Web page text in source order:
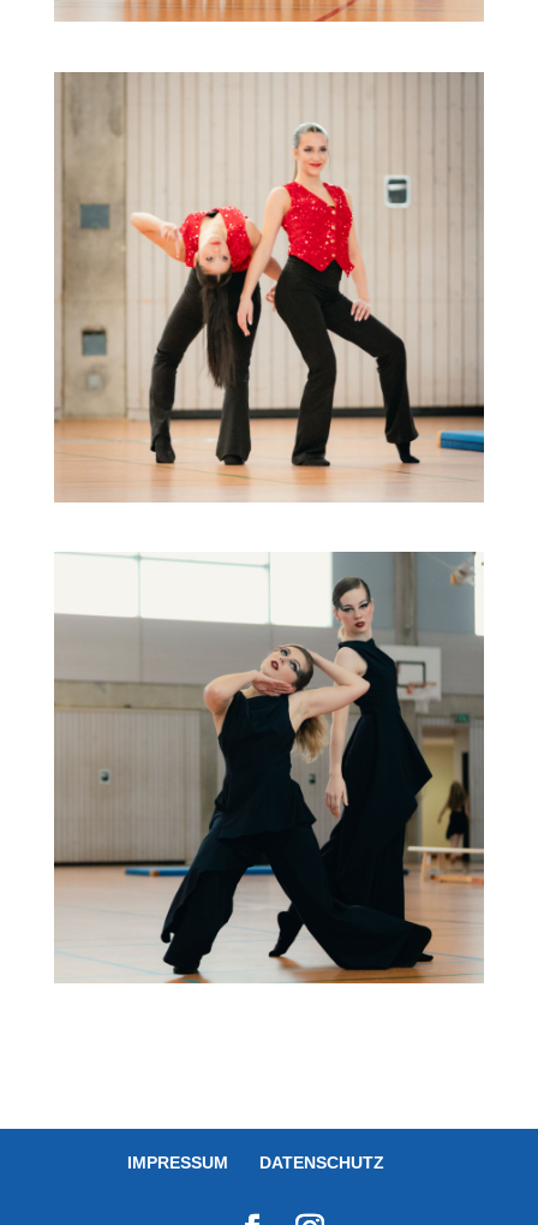
IMPRESSUM DATENSCHUTZ